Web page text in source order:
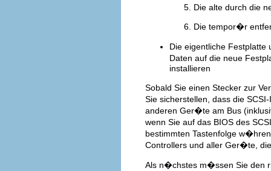
Die alte durch die
Die tempor�r
Die eigentliche
Daten auf die neue
installieren
Sobald Sie einen Stecker zur
Sie sicherstellen, dass die
anderen Ger�te am Bus
wenn Sie auf das BIOS des
bestimmten Tastenfolge
Controllers und aller Ger�te,
Als n�chstes m�ssen Sie den